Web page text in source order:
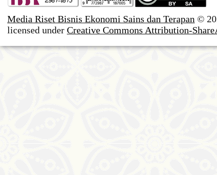
Media Riset Bisnis Ekonomi Sains dan Terapan ©
licensed under Creative Commons Attribution-